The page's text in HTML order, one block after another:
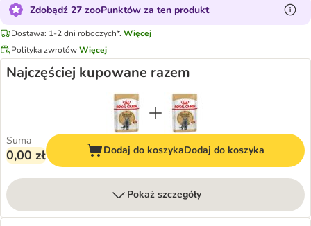
Zdobądź 27 zooPunktów za ten produkt
Dostawa: 1-2 dni roboczych*. Więcej
Polityka zwrotówWięcej
Najczęściej kupowane razem
Suma
0,00 zł Dodaj do koszykaDodaj do koszyka
Pokaż szczegóły